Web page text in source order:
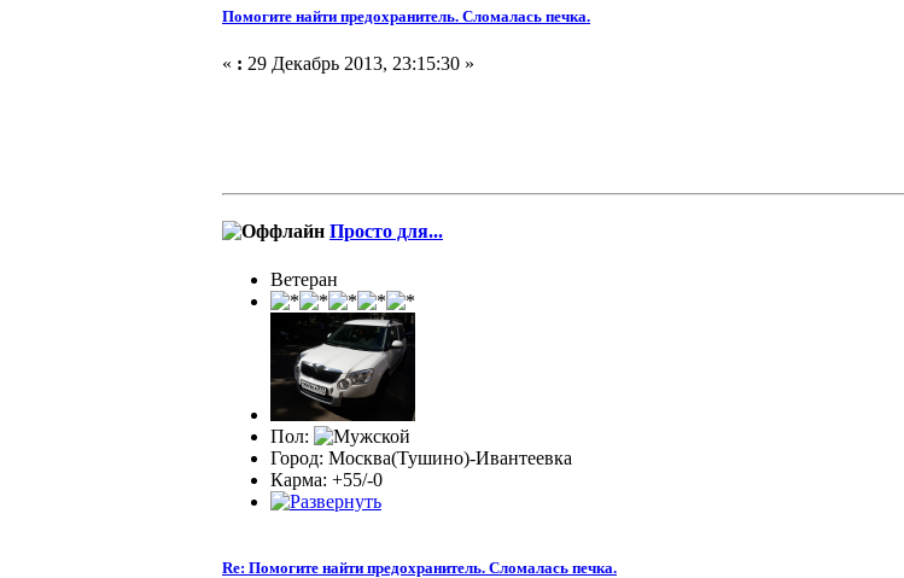
Помогите найти предохранитель. Сломалась печка.
« : 29 Декабрь 2013, 23:15:30 »
Просто для...
Ветеран
Пол:
Город: Москва(Тушино)-Ивантеевка
Карма: +55/-0
Re: Помогите найти предохранитель. Сломалась печка.